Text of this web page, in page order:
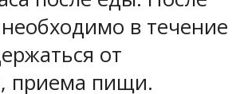
в течение
от
приема пищи.